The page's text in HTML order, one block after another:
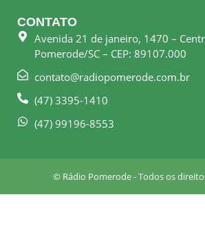
e
b
o
k
s
q
a
t
a
g
r
a
m
CONTATO
Avenida 21 de janeiro, 1470 –
Pomerode/SC – CEP: 89107.000
contato@radiopomerode.com.br
(47) 3395-1410
(47) 99196-8553
© Rádio Pomerode - Todos os